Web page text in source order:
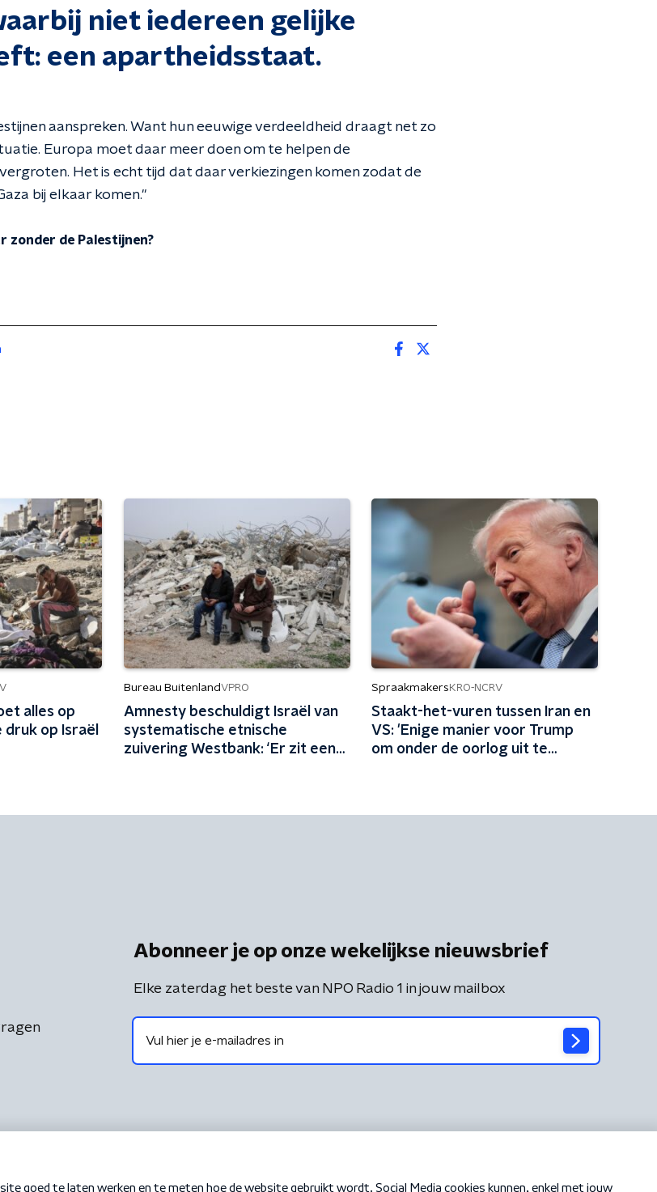
niet iedereen gelijke
een apartheidsstaat.
aanspreken. Want hun eeuwige verdeeldheid draagt net zo
Europa moet daar meer doen om te helpen de
Het is echt tijd dat daar verkiezingen komen zodat de
bij elkaar komen."
zonder de Palestijnen?
alles op
op Israël
Bureau BuitenlandVPRO
Amnesty beschuldigt Israël van
systematische etnische
zuivering Westbank: ‘Er zit een
Spraakmakers KRO-NCRV
Staakt-het-vuren tussen Iran en
VS: 'Enige manier voor Trump
om onder de oorlog uit te
Abonneer je op onze wekelijkse nieuwsbrief
Elke zaterdag het beste van NPO Radio 1 in jouw mailbox